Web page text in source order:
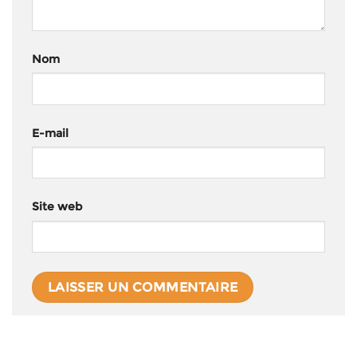
Nom
E-mail
Site web